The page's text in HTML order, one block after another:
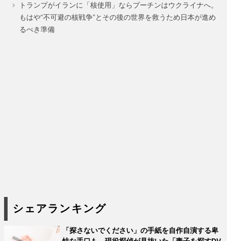
トランプがイランに「核使用」ならプーチンはウクライナへ。
もはや“不可避の核戦争”とその後の世界を救うため日本が進め
るべき準備
シェアランキング
「探さないでください」の手紙を自作自演する卑